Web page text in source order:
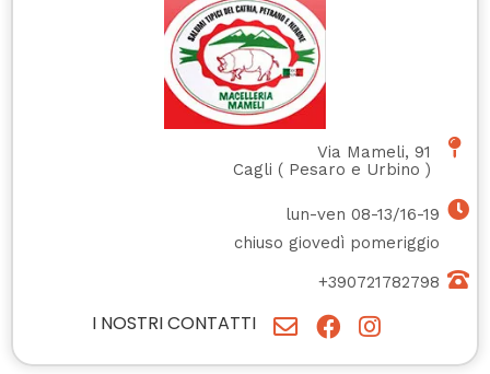
Via Mameli, 91
Cagli ( Pesaro e Urbino )
lun-ven 08-13/16-19
chiuso giovedì pomeriggio
+390721782798
I NOSTRI CONTATTI